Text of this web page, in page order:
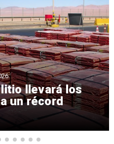
llevará los
un récord